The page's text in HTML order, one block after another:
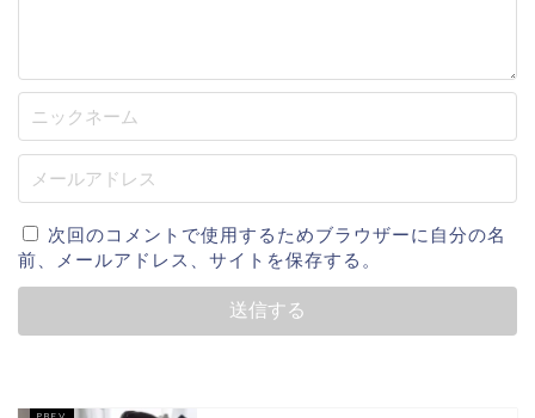
次回のコメントで使用するためブラウザーに自分の名
前、メールアドレス、サイトを保存する。